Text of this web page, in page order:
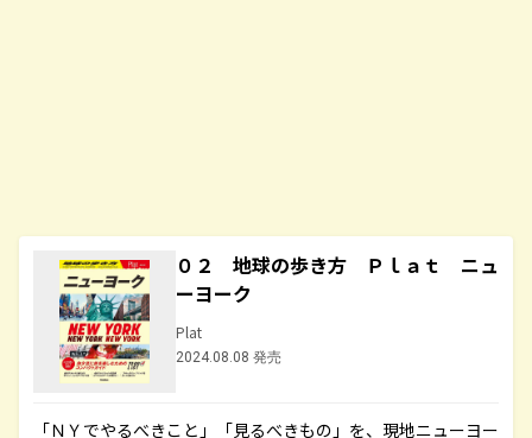
０２ 地球の歩き方 Ｐｌａｔ ニュ
ーヨーク
Plat
2024.08.08 発売
「ＮＹでやるべきこと」「見るべきもの」を、現地ニューヨー